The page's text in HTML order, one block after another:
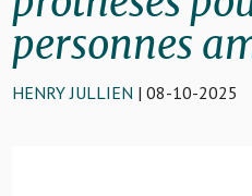
personnes
HENRY JULLIEN | 08-10-2025